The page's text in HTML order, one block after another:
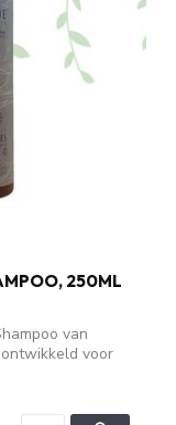
250ML
van
voor